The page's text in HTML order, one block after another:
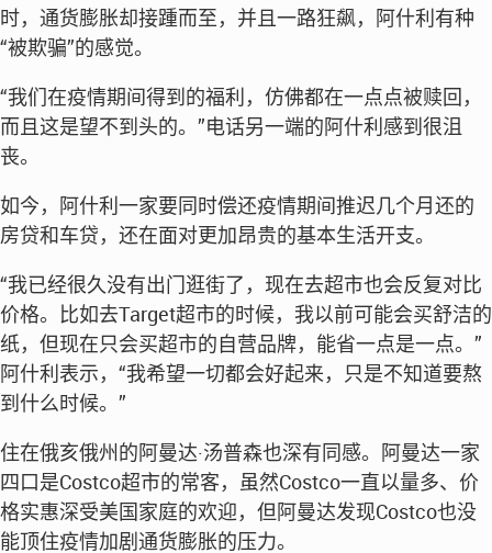
时，通货膨胀却接踵而至，并且一路狂飙，阿什利有种
“被欺骗”的感觉。
“我们在疫情期间得到的福利，仿佛都在一点点被赎回，
而且这是望不到头的。”电话另一端的阿什利感到很沮
丧。
如今，阿什利一家要同时偿还疫情期间推迟几个月还的
房贷和车贷，还在面对更加昂贵的基本生活开支。
“我已经很久没有出门逛街了，现在去超市也会反复对比
价格。比如去Target超市的时候，我以前可能会买舒洁的
纸，但现在只会买超市的自营品牌，能省一点是一点。”
阿什利表示，“我希望一切都会好起来，只是不知道要熬
到什么时候。”
住在俄亥俄州的阿曼达·汤普森也深有同感。阿曼达一家
四口是Costco超市的常客，虽然Costco一直以量多、价
格实惠深受美国家庭的欢迎，但阿曼达发现Costco也没
能顶住疫情加剧通货膨胀的压力。